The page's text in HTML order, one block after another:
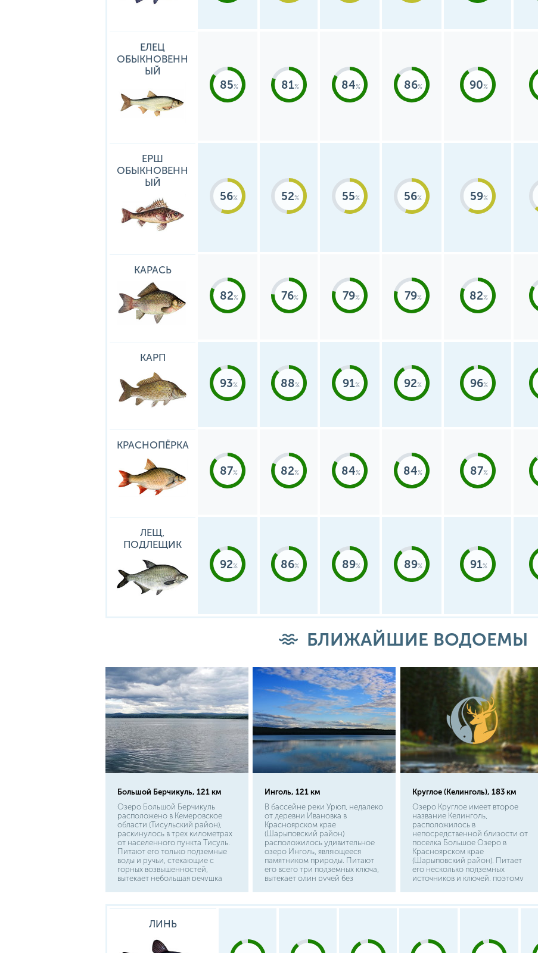
ЕЛЕЦ
ОБЫКНОВЕНН
ЫЙ
85 81 84 86 90
ЕРШ
ОБЫКНОВЕНН
ЫЙ
56 52 55 56 59
КАРАСЬ
82 76 79 79 82
КАРП
93 88 91 92 96
КРАСНОПЁРКА
87 82 84 84 87
ЛЕЩ,
ПОДЛЕЩИК
92 86 89 89 91
БЛИЖАЙШИЕ ВОДОЕМЫ
Большой Берчикуль, 121 км
Озеро Большой Берчикуль
расположено в Кемеровское
области (Тисульский район),
раскинулось в трех километрах
от населенного пункта Тисуль.
Питают его только подземные
воды и ручьи, стекающие с
горных возвышенностей,
вытекает небольшая речушка
Инголь, 121 км
В бассейне реки Урюп, недалеко
от деревни Ивановка в
Красноярском крае
(Шарыповский район)
расположилось удивительное
озеро Инголь, являющееся
памятником природы. Питают
его всего три подземных ключа,
вытекает один ручей без
домики, либо разбить
палаточный городок прямо у
Круглое (Келинголь), 183 км
Озеро Круглое имеет второе
название Келинголь,
расположилось в
непосредственной близости от
поселка Большое Озеро в
Красноярском крае
(Шарыповский район). Питает
его несколько подземных
источников и ключей, поэтому
и М-54, держа курс на
населенный пункт Парное. В 1
ЛИНЬ